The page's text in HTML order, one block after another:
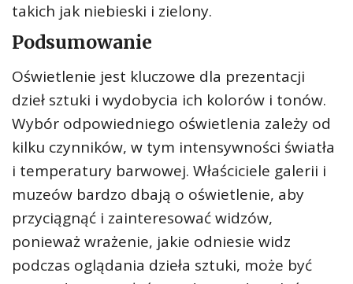
takich jak niebieski i zielony.
Podsumowanie
Oświetlenie jest kluczowe dla prezentacji
dzieł sztuki i wydobycia ich kolorów i tonów.
Wybór odpowiedniego oświetlenia zależy od
kilku czynników, w tym intensywności światła
i temperatury barwowej. Właściciele galerii i
muzeów bardzo dbają o oświetlenie, aby
przyciągnąć i zainteresować widzów,
ponieważ wrażenie, jakie odniesie widz
podczas oglądania dzieła sztuki, może być